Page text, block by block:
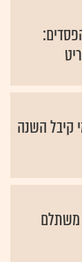
קיבל השנה
משתלם